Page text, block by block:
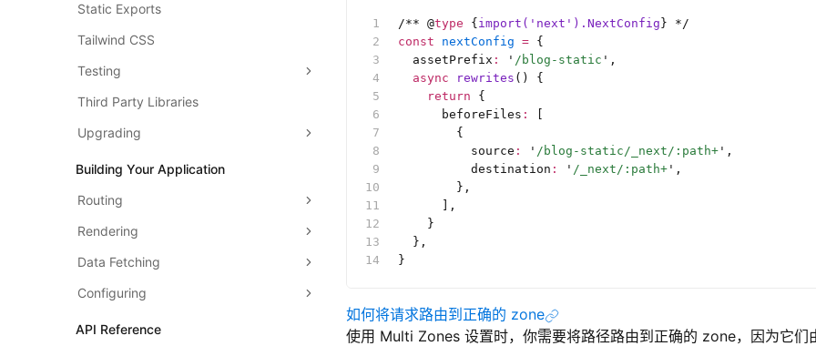
Static Exports
Tailwind CSS
Testing
Third Party Libraries
Upgrading
Building Your Application
Routing
Rendering
Data Fetching
Configuring
API Reference
/** @type { import('next').NextConfig } */
const nextConfig = {
  assetPrefix
: ' /blog-static ' ,
  async
rewrites () {
    return
{
      beforeFiles
:
        {
          source
: ' /blog-static/_next/:path+ ' ,
          destination
: ' /_next/:path+ ' ,
        },
      ],
    }
  },
}
如何将请求路由到正确的 zone
使用 Multi Zones 设置时，你需要将路径路由到正确的 zone，因为它们